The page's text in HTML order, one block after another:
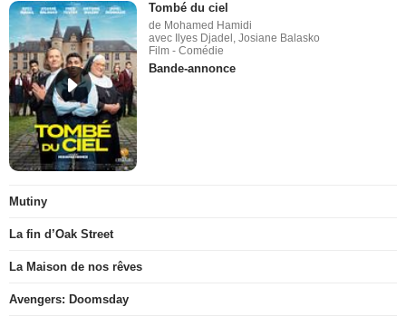
Tombé du ciel
de Mohamed Hamidi
avec Ilyes Djadel, Josiane Balasko
Film - Comédie
Bande-annonce
Mutiny
La fin d’Oak Street
La Maison de nos rêves
Avengers: Doomsday